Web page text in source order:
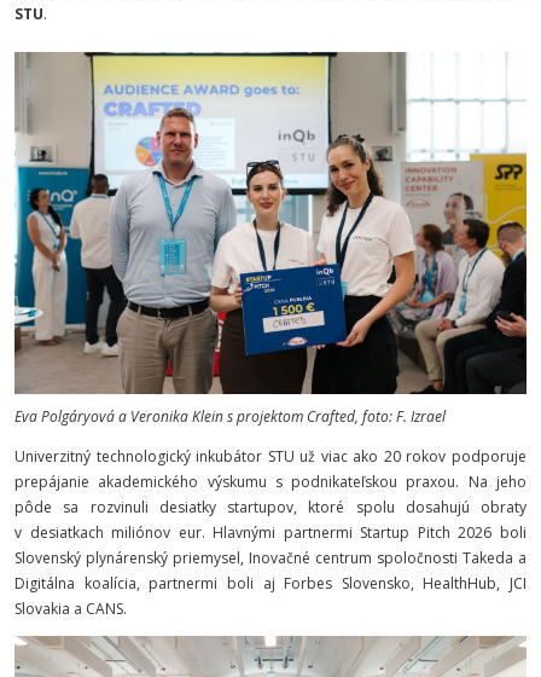
STU.
Eva Polgáryová a Veronika Klein s projektom Crafted, foto: F. Izrael
Univerzitný technologický inkubátor STU už viac ako 20 rokov podporuje
prepájanie akademického výskumu s podnikateľskou praxou. Na jeho
pôde sa rozvinuli desiatky startupov, ktoré spolu dosahujú obraty
v desiatkach miliónov eur. Hlavnými partnermi Startup Pitch 2026 boli
Slovenský plynárenský priemysel, Inovačné centrum spoločnosti Takeda a
Digitálna koalícia, partnermi boli aj Forbes Slovensko, HealthHub, JCI
Slovakia a CANS.